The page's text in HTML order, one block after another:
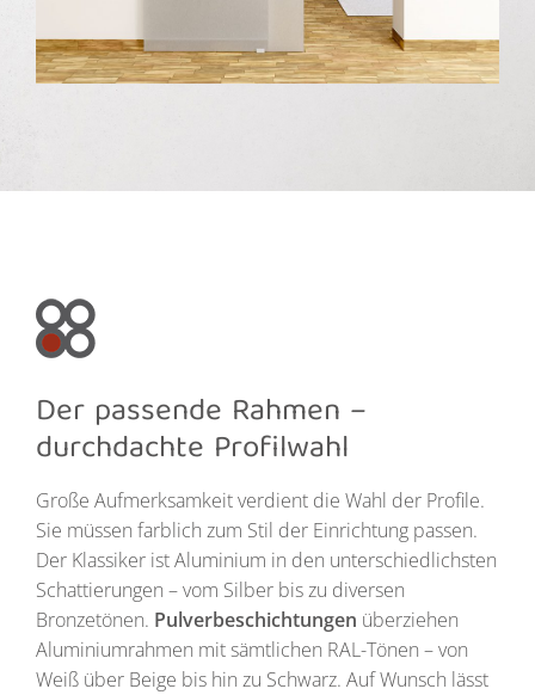
Der passende Rahmen –
durchdachte Profilwahl
Große Aufmerksamkeit verdient die Wahl der Profile.
Sie müssen farblich zum Stil der Einrichtung passen.
Der Klassiker ist Aluminium in den unterschiedlichsten
Schattierungen – vom Silber bis zu diversen
Bronzetönen. Pulverbeschichtungen überziehen
Aluminiumrahmen mit sämtlichen RAL-Tönen – von
Weiß über Beige bis hin zu Schwarz. Auf Wunsch lässt